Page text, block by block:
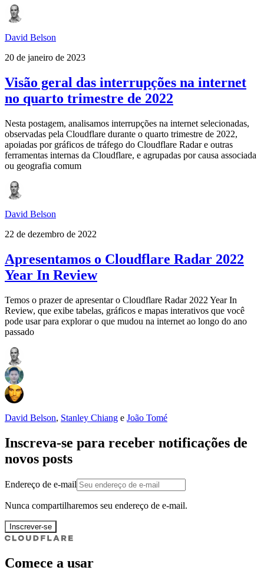
David Belson
20 de janeiro de 2023
Visão geral das interrupções na internet
no quarto trimestre de 2022
Nesta postagem, analisamos interrupções na internet selecionadas,
observadas pela Cloudflare durante o quarto trimestre de 2022,
apoiadas por gráficos de tráfego do Cloudflare Radar e outras
ferramentas internas da Cloudflare, e agrupadas por causa associada
ou geografia comum
David Belson
22 de dezembro de 2022
Apresentamos o Cloudflare Radar 2022
Year In Review
Temos o prazer de apresentar o Cloudflare Radar 2022 Year In
Review, que exibe tabelas, gráficos e mapas interativos que você
pode usar para explorar o que mudou na internet ao longo do ano
passado
David Belson, Stanley Chiang e João Tomé
Inscreva-se para receber notificações de
novos posts
Endereço de e-mail
Nunca compartilharemos seu endereço de e-mail.
Inscrever-se
Comece a usar